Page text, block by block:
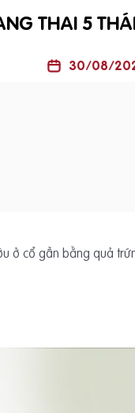
THAI 5
30/08/
ở cổ gần bằng quả